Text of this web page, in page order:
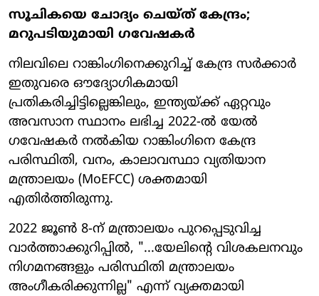
സൂചികയെ ചോദ്യം ചെയ്ത് കേന്ദ്രം;
മറുപടിയുമായി ഗവേഷകർ
നിലവിലെ റാങ്കിംഗിനെക്കുറിച്ച് കേന്ദ്ര സർക്കാർ
ഇതുവരെ ഔദ്യോഗികമായി
പ്രതികരിച്ചിട്ടില്ലെങ്കിലും, ഇന്ത്യയ്ക്ക് ഏറ്റവും
അവസാന സ്ഥാനം ലഭിച്ച 2022-ൽ യേൽ
ഗവേഷകർ നൽകിയ റാങ്കിംഗിനെ കേന്ദ്ര
പരിസ്ഥിതി, വനം, കാലാവസ്ഥാ വ്യതിയാന
മന്ത്രാലയം (MoEFCC) ശക്തമായി
എതിർത്തിരുന്നു.
2022 ജൂൺ 8-ന് മന്ത്രാലയം പുറപ്പെടുവിച്ച
വാർത്താക്കുറിപ്പിൽ, "...യേലിന്റെ വിശകലനവും
നിഗമനങ്ങളും പരിസ്ഥിതി മന്ത്രാലയം
അംഗീകരിക്കുന്നില്ല" എന്ന് വ്യക്തമായി